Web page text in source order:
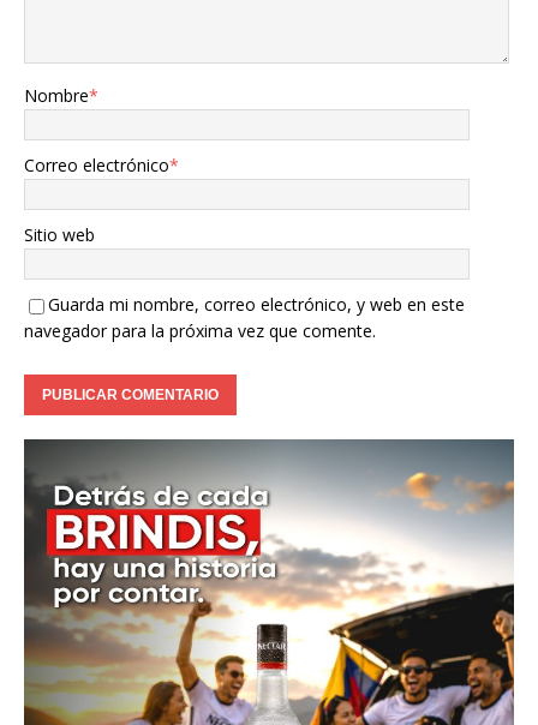
Nombre*
Correo electrónico*
Sitio web
Guarda mi nombre, correo electrónico, y web en este
navegador para la próxima vez que comente.